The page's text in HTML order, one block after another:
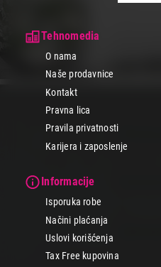
Tehnomedia
O nama
Naše prodavnice
Kontakt
Pravna lica
Pravila privatnosti
Karijera i zaposlenje
Informacije
Isporuka robe
Načini plaćanja
Uslovi korišćenja
Tax Free kupovina